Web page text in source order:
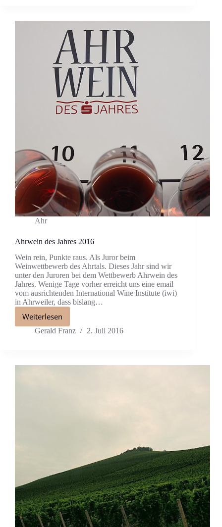
Ahr
Ahrwein des Jahres 2016
Wein rein, Punkte raus. Als Juror beim
Weinwettbewerb des Ahrtals. Dieses Jahr sind wir
unter den Juroren bei dem Wettbewerb Ahrwein des
Jahres. Wenige Tage vorher erreicht uns eine email
vom ausrichtenden International Wine Institute (iwi)
in Ahrweiler, dass bislang…
Weiterlesen
Gerald Franz 2. Juli 2016